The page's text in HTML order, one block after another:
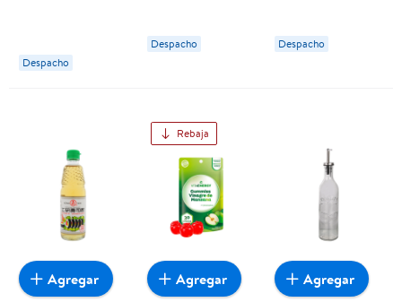
Despacho
Despacho Despacho
Agregar
Rebaja
Agregar Agregar